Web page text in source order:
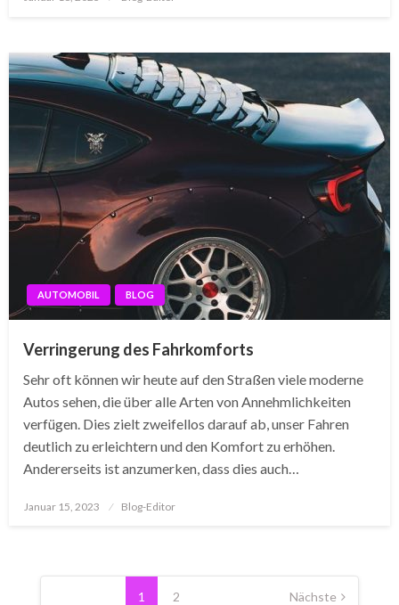
AUTOMOBIL BLOG
Verringerung des Fahrkomforts
Sehr oft können wir heute auf den Straßen viele moderne
Autos sehen, die über alle Arten von Annehmlichkeiten
verfügen. Dies zielt zweifellos darauf ab, unser Fahren
deutlich zu erleichtern und den Komfort zu erhöhen.
Andererseits ist anzumerken, dass dies auch…
Posted
Januar 15, 2023 Blog-Editor
Seitennummerierung
1 2 Nächste